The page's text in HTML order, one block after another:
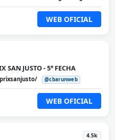
WEB OFICIAL
SAN JUSTO - 5° FECHA
@cbarunweb
WEB OFICIAL
4.5k